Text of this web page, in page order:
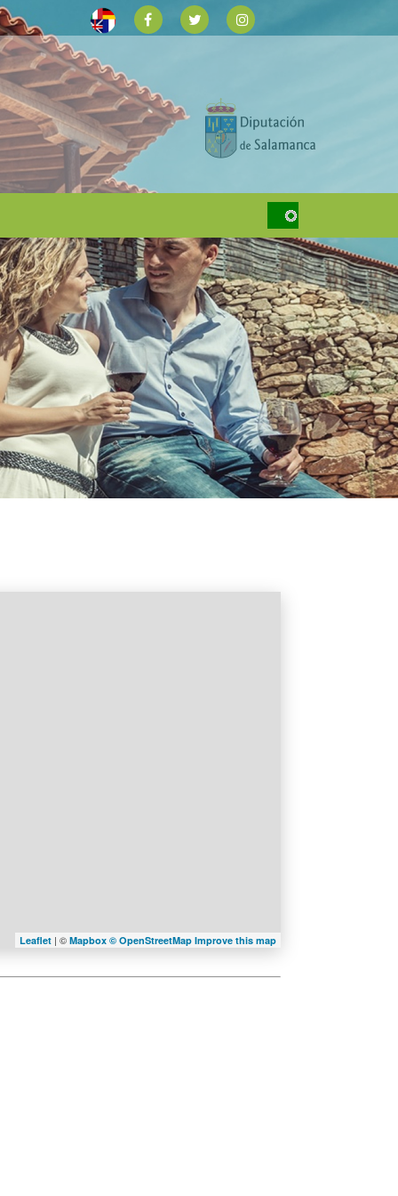
Leaflet | © Mapbox © OpenStreetMap Improve this map